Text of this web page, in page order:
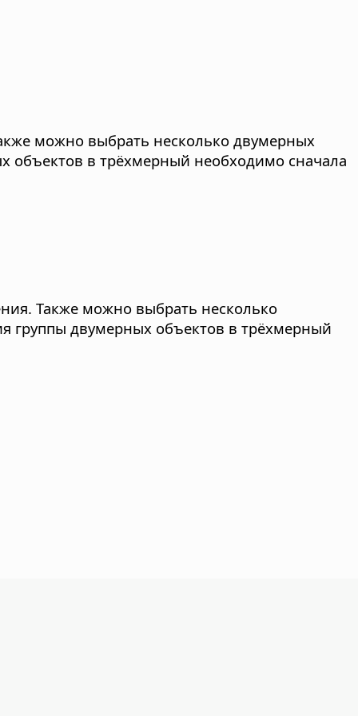
можно выбрать несколько двумерных
объектов в трёхмерный необходимо сначала
Также можно выбрать несколько
группы двумерных объектов в трёхмерный